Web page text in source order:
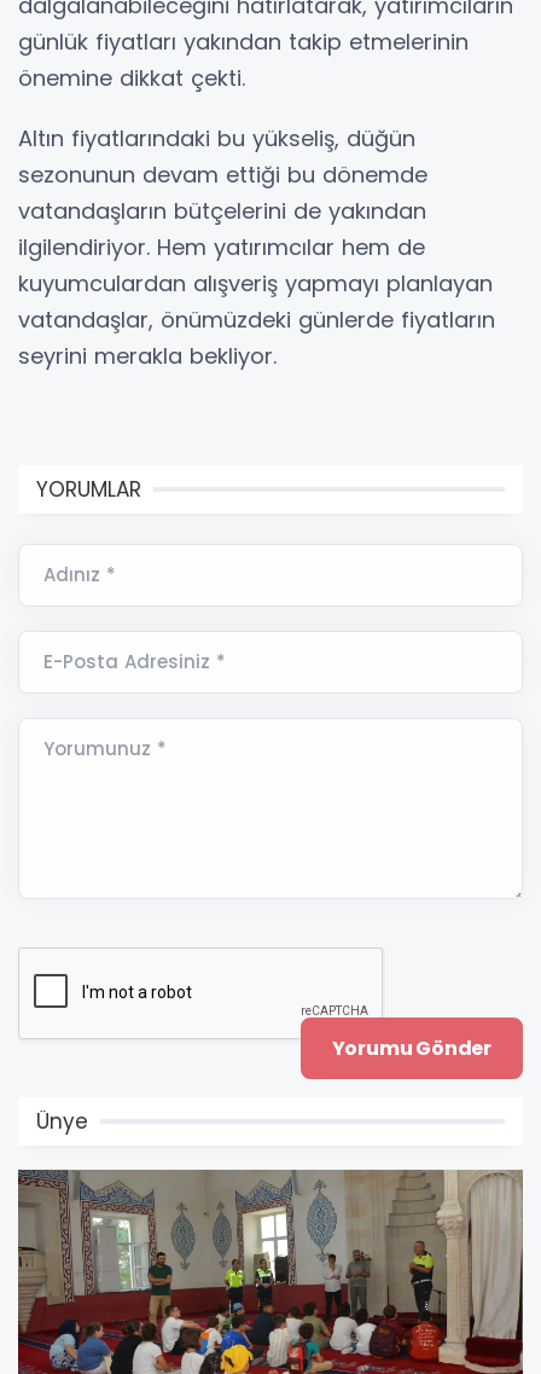
günlük fiyatları yakından takip etmelerinin
önemine dikkat çekti.
Altın fiyatlarındaki bu yükseliş, düğün
sezonunun devam ettiği bu dönemde
vatandaşların bütçelerini de yakından
ilgilendiriyor. Hem yatırımcılar hem de
kuyumculardan alışveriş yapmayı planlayan
vatandaşlar, önümüzdeki günlerde fiyatların
seyrini merakla bekliyor.
YORUMLAR
Adınız *
E-Posta Adresiniz *
Yorumunuz *
Ünye